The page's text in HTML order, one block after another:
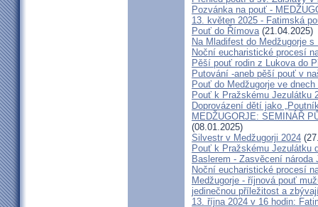
Pozvánka na pouť -
13. květen 2025 - Fatimská
Pouť do Římova(21.04.2025)
Na Mladifest do Medžugorje s
Noční eucharistické procesí
Pěší pouť rodin z Lukova do
Putování -aneb pěší pouť v
Pouť do Medžugorje ve
Pouť k Pražskému Jezulátku
Doprovázení dětí jako
MEDŽUGORJE: SEMINÁŘ
(08.01.2025)
Silvestr v Medžugorji 2024
Pouť k Pražskému Jezulátku
Baslerem - Zasvěcení národa
Noční eucharistické procesí
Medžugorje - říjnová pouť
jedinečnou příležitost a
13. října 2024 v 16 hodin: